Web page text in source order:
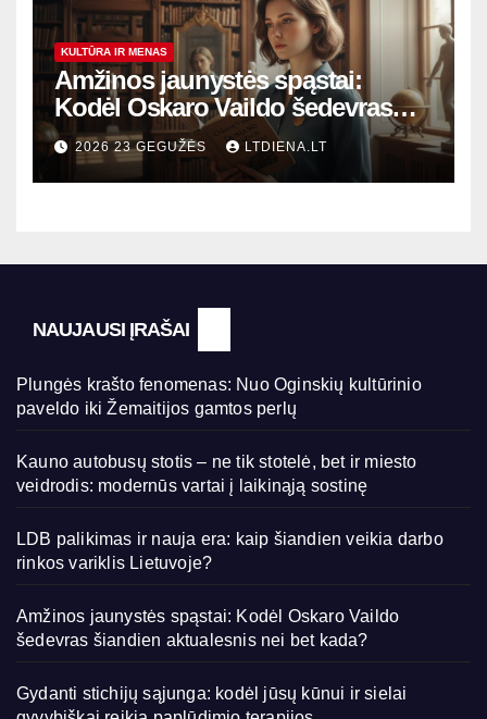
KULTŪRA IR MENAS
Amžinos jaunystės spąstai:
Kodėl Oskaro Vaildo šedevras
šiandien aktualesnis nei bet
kada?
2026 23 GEGUŽĖS LTDIENA.LT
NAUJAUSI ĮRAŠAI
Plungės krašto fenomenas: Nuo Oginskių kultūrinio
paveldo iki Žemaitijos gamtos perlų
Kauno autobusų stotis – ne tik stotelė, bet ir miesto
veidrodis: modernūs vartai į laikinąją sostinę
LDB palikimas ir nauja era: kaip šiandien veikia darbo
rinkos variklis Lietuvoje?
Amžinos jaunystės spąstai: Kodėl Oskaro Vaildo
šedevras šiandien aktualesnis nei bet kada?
Gydanti stichijų sąjunga: kodėl jūsų kūnui ir sielai